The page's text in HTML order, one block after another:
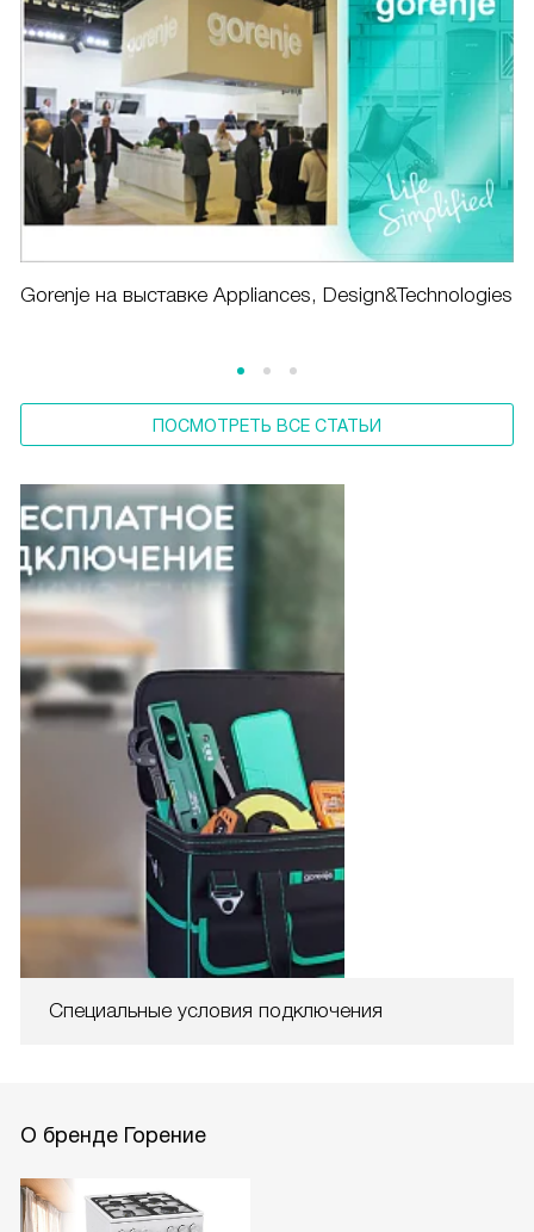
Специальные условия подключения
Gorenje на выставке Appliances, Design&Technologies
ПОСМОТРЕТЬ ВСЕ СТАТЬИ
О бренде Горение